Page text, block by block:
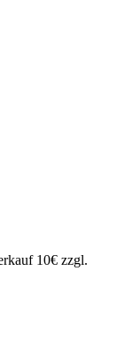
10€ zzgl.